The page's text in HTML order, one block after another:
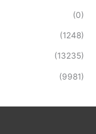
(0)
(1248)
(13235)
(9981)